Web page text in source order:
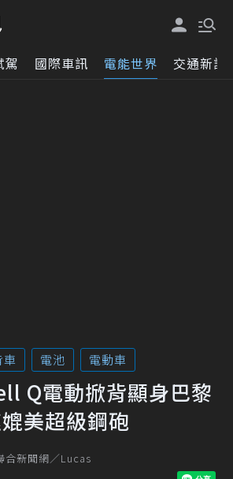
駕 國際車訊 電能世界 交通新訊
車 電池 電動車
Q電動掀背顯身巴黎
美超級鋼砲
合新聞網／Lucas